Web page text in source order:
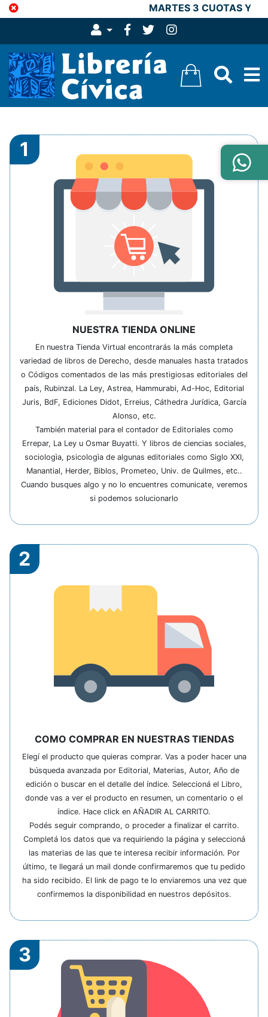
MARTES 3 CUOTAS Y
1
NUESTRA TIENDA ONLINE
En nuestra Tienda Virtual encontrarás la más completa
variedad de libros de Derecho, desde manuales hasta tratados
o Códigos comentados de las más prestigiosas editoriales del
país, Rubinzal. La Ley, Astrea, Hammurabi, Ad-Hoc, Editorial
Juris, BdF, Ediciones Didot, Erreius, Cáthedra Jurídica, García
Alonso, etc.
También material para el contador de Editoriales como
Errepar, La Ley u Osmar Buyatti. Y libros de ciencias sociales,
sociologìa, psicologìa de algunas editoriales como Siglo XXI,
Manantial, Herder, Biblos, Prometeo, Univ. de Quilmes, etc..
Cuando busques algo y no lo encuentres comunicate, veremos
si podemos solucionarlo
2
COMO COMPRAR EN NUESTRAS TIENDAS
Elegí el producto que quieras comprar. Vas a poder hacer una
búsqueda avanzada por Editorial, Materias, Autor, Año de
edición o buscar en el detalle del índice. Seleccioná el Libro,
donde vas a ver el producto en resumen, un comentario o el
índice. Hace click en AÑADIR AL CARRITO.
Podés seguir comprando, o proceder a finalizar el carrito.
Completá los datos que va requiriendo la página y seleccioná
las materias de las que te interesa recibir información. Por
último, te llegará un mail donde confirmaremos que tu pedido
ha sido recibido. El link de pago te lo enviaremos una vez que
confirmemos la disponibilidad en nuestros depósitos.
3